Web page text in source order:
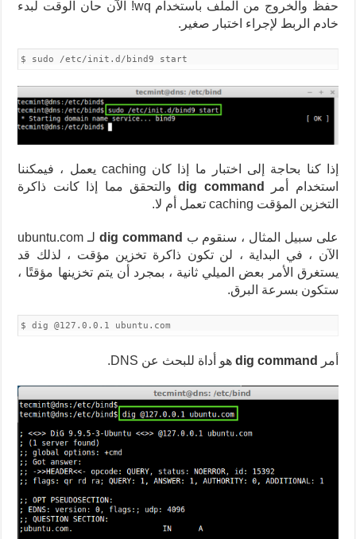
حفظ والخروج من الملف باستخدام wq! الآن حان الوقت لبدء
خادم الربط لإجراء اختبار صغير.
$ sudo /etc/init.d/bind9 start
إذا كنا بحاجة إلى اختبار ما إذا كان caching يعمل ، فيمكننا
استخدام أمر
dig commandوالتحقق مما إذا كانت ذاكرة
التخزين المؤقت caching تعمل أم لا.
على سبيل المثال ، سنقوم ب dig command
لـ ubuntu.com
الآن ، في البداية ، لن تكون ذاكرة تخزين مؤقت ، لذلك قد
يستغرق الأمر بعض الميلي ثانية ، بمجرد أن يتم تخزينها مؤقتًا ،
ستكون بسرعة البرق.
$ dig @127.0.0.1 ubuntu.com
أمر dig commandهو أداة للبحث عن DNS.